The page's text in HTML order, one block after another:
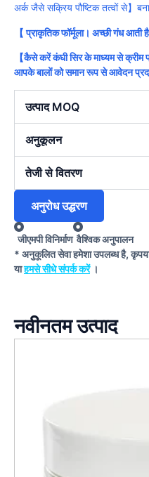
अर्क जैसे सक्रिय पौष्टिक तत्वों से】बना
【 प्राकृतिक फॉर्मूला। अच्छी गंध आती
【कैसे करें कंघी सिर के माध्यम से क्रीम
आपके बालों को समान रूप से आवेदन
उत्पाद MOQ
अनुकूलन
तेजी से वितरण
अनुरोध उद्धरण
जीएमपी विनिर्माण वैश्विक अनुपालन
* अनुकूलित सेवा हमेशा उपलब्ध है,
याहमसे सीधे संपर्क करें।
नवीनतम उत्पाद